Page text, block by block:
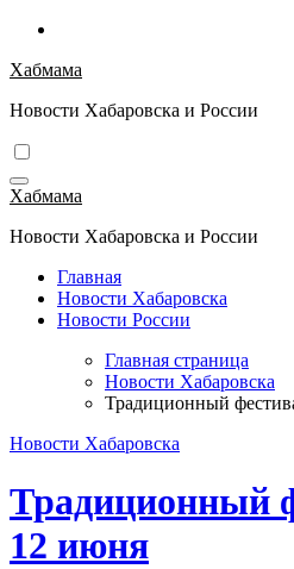
Перейти
содержимому
Хабмама
Новости Хабаровска и России
Хабмама
Новости Хабаровска и России
Главная
Новости Хабаровска
Новости России
Главная страница
Новости Хабаровска
Традиционный
Новости Хабаровска
Традиционный
12 июня